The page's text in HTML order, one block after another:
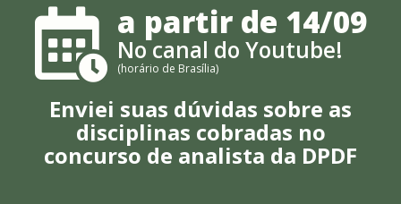
a partir de 14/09
No canal do Youtube!
(horário de Brasília)
Enviei suas dúvidas sobre as
disciplinas cobradas no
concurso de analista da DPDF